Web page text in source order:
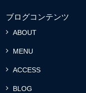
ブログコンテンツ
ABOUT
MENU
ACCESS
BLOG